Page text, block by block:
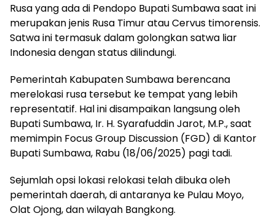
Rusa yang ada di Pendopo Bupati Sumbawa saat ini
merupakan jenis Rusa Timur atau Cervus timorensis.
Satwa ini termasuk dalam golongkan satwa liar
Indonesia dengan status dilindungi.
Pemerintah Kabupaten Sumbawa berencana
merelokasi rusa tersebut ke tempat yang lebih
representatif. Hal ini disampaikan langsung oleh
Bupati Sumbawa, Ir. H. Syarafuddin Jarot, M.P., saat
memimpin Focus Group Discussion (FGD) di Kantor
Bupati Sumbawa, Rabu (18/06/2025) pagi tadi.
Sejumlah opsi lokasi relokasi telah dibuka oleh
pemerintah daerah, di antaranya ke Pulau Moyo,
Olat Ojong, dan wilayah Bangkong.